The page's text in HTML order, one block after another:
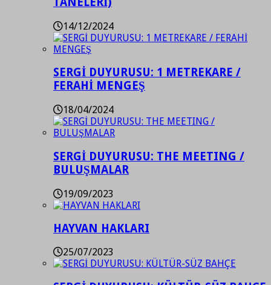
14/12/2024
SERGİ DUYURUSU: 1 METREKARE /
FERAHİ MENGEŞ
18/04/2024
SERGİ DUYURUSU: THE MEETING /
BULUŞMALAR
19/09/2023
HAYVAN HAKLARI
25/07/2023